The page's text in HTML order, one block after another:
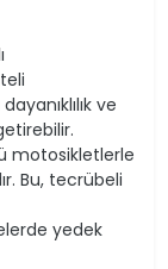
ve
motosikletlerle
Bu, tecrübeli
yedek